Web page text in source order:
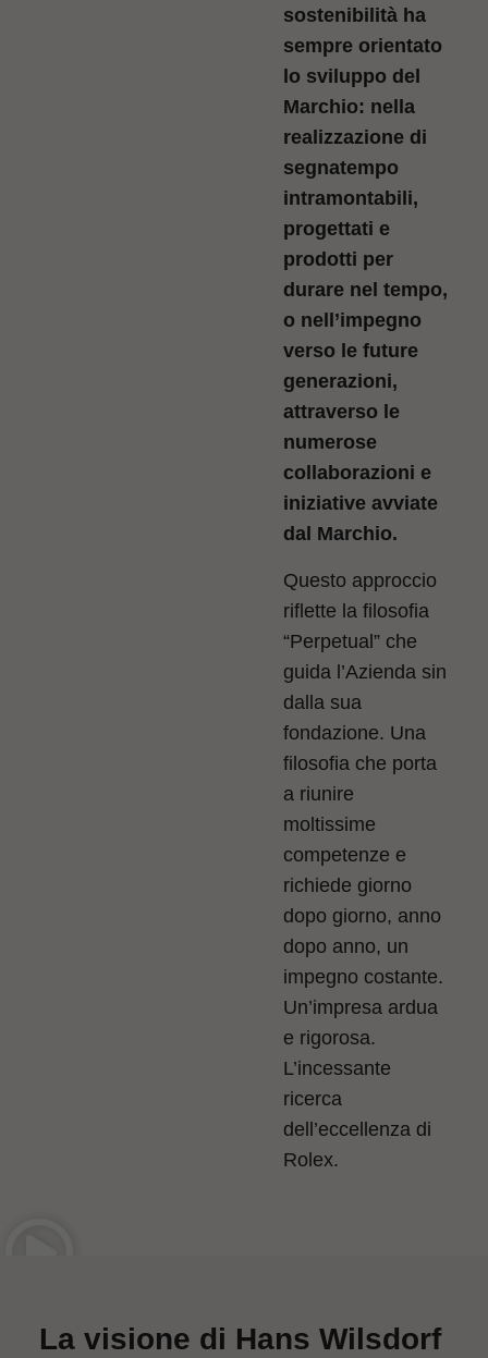
sostenibilità ha
sempre orientato
lo sviluppo del
Marchio: nella
realizzazione di
segnatempo
intramontabili,
progettati e
prodotti per
durare nel tempo,
o nell’impegno
verso le future
generazioni,
attraverso le
numerose
collaborazioni e
iniziative avviate
dal Marchio.
Questo approccio
riflette la filosofia
“Perpetual” che
guida l’Azienda sin
dalla sua
fondazione. Una
filosofia che porta
a riunire
moltissime
competenze e
richiede giorno
dopo giorno, anno
dopo anno, un
impegno costante.
Un’impresa ardua
e rigorosa.
L’incessante
ricerca
dell’eccellenza di
Rolex.
La visione di Hans Wilsdorf